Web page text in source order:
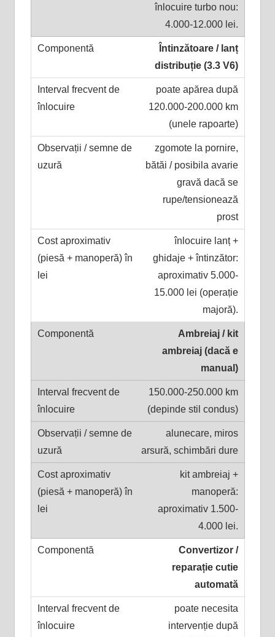
înlocuire turbo nou:
4.000-12.000 lei.
Întinzătoare / lanț
distribuție (3.3 V6)
poate apărea după
120.000-200.000 km
(unele rapoarte)
zgomote la pornire,
bătăi / posibila avarie
gravă dacă se
rupe/tensionează
prost
înlocuire lanț +
ghidaje + întinzător:
aproximativ 5.000-
15.000 lei (operație
majoră).
Ambreiaj / kit
ambreiaj (dacă e
manual)
150.000-250.000 km
(depinde stil condus)
alunecare, miros
arsură, schimbări dure
kit ambreiaj +
manoperă:
aproximativ 1.500-
4.000 lei.
Convertizor /
reparație cutie
automată
poate necesita
intervenție după